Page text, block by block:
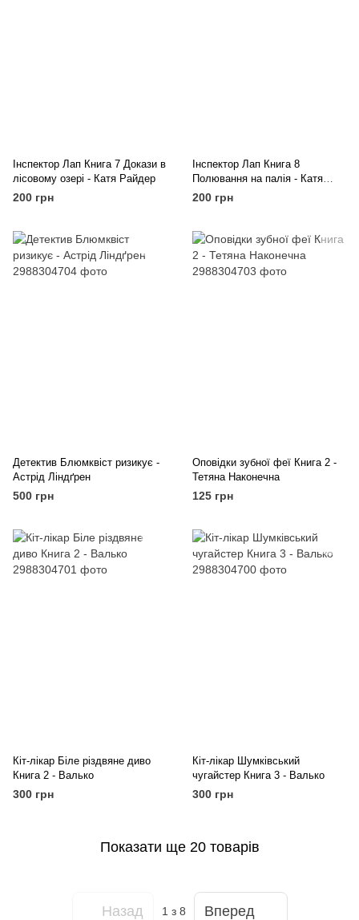
Інспектор Лап Книга 7 Докази в
лісовому озері - Катя Райдер
200 грн
Інспектор Лап Книга 8
Полювання на палія - Катя
Райдер
200 грн
Детектив Блюмквіст ризикує -
Астрід Ліндґрен
500 грн
Оповідки зубної феї Книга 2 -
Тетяна Наконечна
125 грн
Кіт-лікар Біле різдвяне диво
Книга 2 - Валько
300 грн
Кіт-лікар Шумківський
чугайстер Книга 3 - Валько
300 грн
Показати ще 20 товарів
Назад 1 з 8 Вперед